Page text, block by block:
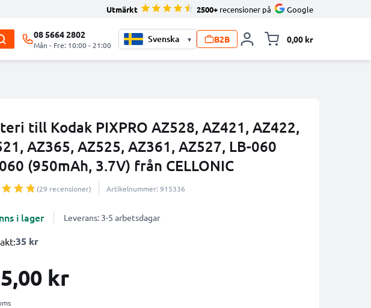
Utmärkt 2500+ recensioner på Google
08 5664 2802
Mån - Fre: 10:00 - 21:00
▾ B2B 0,00 kr
till Kodak PIXPRO AZ528, AZ421, AZ422,
AZ365, AZ525, AZ361, AZ527, LB-060
(950mAh, 3.7V) från CELLONIC
(29 recensioner) Artikelnummer: 915336
i lager Leverans: 3-5 arbetsdagar
35 kr
kr